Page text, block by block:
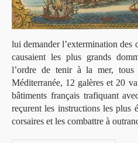
lui demander l’extermination des
causaient les plus grands
l’ordre de tenir à la mer, tous
Méditerranée, 12 galères et 20
bâtiments français trafiquant
reçurent les instructions les plus
corsaires et les combattre à